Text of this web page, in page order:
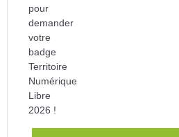
pour
demander
votre
badge
Territoire
Numérique
Libre
2026 !